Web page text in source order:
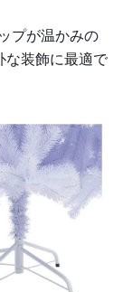
プが温かみの
な装飾に最適で